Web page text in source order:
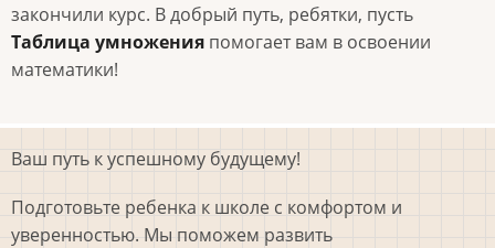
закончили курс. В добрый путь, ребятки, пусть
Таблица умножения помогает вам в освоении
математики!
Ваш путь к успешному будущему!
Подготовьте ребенка к школе с комфортом и
уверенностью. Мы поможем развить